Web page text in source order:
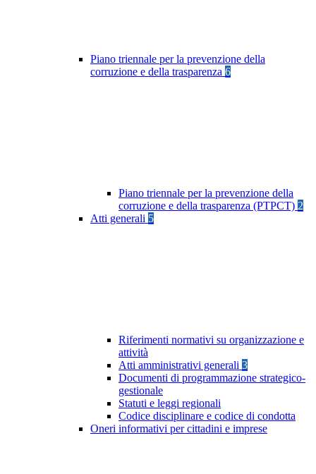
Piano triennale per la prevenzione della
corruzione e della trasparenza 6
Piano triennale per la prevenzione della
corruzione e della trasparenza (PTPCT) 2
Atti generali 5
Riferimenti normativi su organizzazione e
attività
Atti amministrativi generali 3
Documenti di programmazione strategico-
gestionale
Statuti e leggi regionali
Codice disciplinare e codice di condotta
Oneri informativi per cittadini e imprese